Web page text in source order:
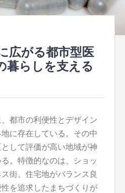
広がる都市型医
暮らしを支える
都市の利便性とデザイン
に存在している。 その中
して評価が高い地域が神
。特徴的なのは、ショッ
街、住宅地がバランス良
を追求したまちづくりが